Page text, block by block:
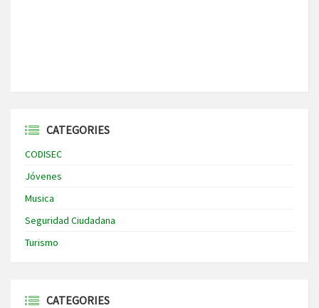
CATEGORIES
CODISEC
Jóvenes
Musica
Seguridad Ciudadana
Turismo
CATEGORIES